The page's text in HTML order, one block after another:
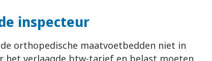
inspecteur
orthopedische maatvoetbedden niet in